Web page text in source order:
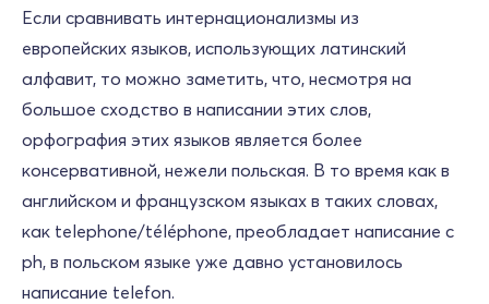
Если сравнивать интернационализмы из
европейских языков, использующих латинский
алфавит, то можно заметить, что, несмотря на
большое сходство в написании этих слов,
орфография этих языков является более
консервативной, нежели польская. В то время как в
английском и французском языках в таких словах,
как telephone/téléphone, преобладает написание с
ph, в польском языке уже давно установилось
написание telefon.